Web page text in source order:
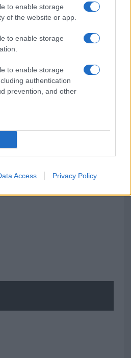
to enable storage
of the website or app.
to enable storage
to enable storage
authentication
prevention, and other
Access Privacy Policy
le polemiche il centro
chiude
di sosta contro spaccio e degrado:
fine di un lungo dolore: storia e